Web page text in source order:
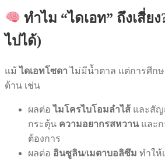
ทำไม “ไดเอท” ถึงเสี่ย
ไปได้)
แม้ไดเอทโซดา ไม่มีน้ำตาล แต่การศึก
ด้าน เช่น
ผลต่อไมโครไบโอมลำไส้ และสั
กระตุ้น ความอยากรสหวาน และ
ต้องการ
ผลต่อ อินซูลิน/เมตาบอลิซึม ทำให้